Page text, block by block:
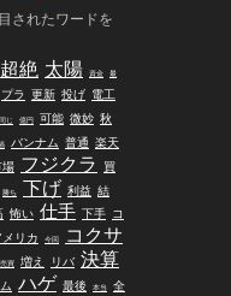
されたワードを
超絶 太陽 資金 最
プラ 更新 投げ 電工
同じ 億円 可能 微妙 秋
バンナム 普通 楽天
場 フジクラ
買
勝ち 下げ 利益 結
怖い 仕手 下手 コ
メリカ 今回
コクサ
売買 増え リバ 決算
ハゲ 最後 本当
全